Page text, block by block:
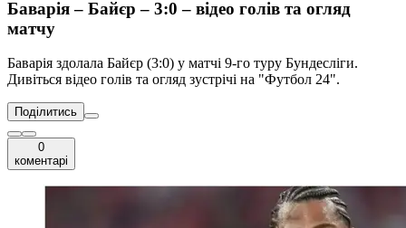
Баварія – Байєр – 3:0 – відео голів та огляд
матчу
Баварія здолала Байєр (3:0) у матчі 9-го туру Бундесліги.
Дивіться відео голів та огляд зустрічі на "Футбол 24".
Поділитись
0
коментарі